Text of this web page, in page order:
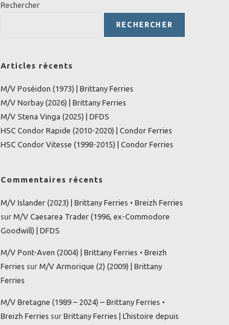
Rechercher
RECHERCHER
Articles récents
M/V Poséidon (1973) | Brittany Ferries
M/V Norbay (2026) | Brittany Ferries
M/V Stena Vinga (2025) | DFDS
HSC Condor Rapide (2010-2020) | Condor Ferries
HSC Condor Vitesse (1998-2015) | Condor Ferries
Commentaires récents
M/V Islander (2023) | Brittany Ferries • Breizh Ferries
sur M/V Caesarea Trader (1996, ex-Commodore
Goodwill) | DFDS
M/V Pont-Aven (2004) | Brittany Ferries • Breizh
Ferries sur M/V Armorique (2) (2009) | Brittany
Ferries
M/V Bretagne (1989 – 2024) – Brittany Ferries •
Breizh Ferries sur Brittany Ferries | L’histoire depuis